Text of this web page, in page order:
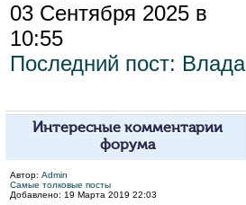
03 Сентября 2025 в
10:55
Последний пост: Влада
Интересные комментарии
форума
Автор: Admin
Самые толковые посты
Добавлено: 19 Марта 2019 22:03